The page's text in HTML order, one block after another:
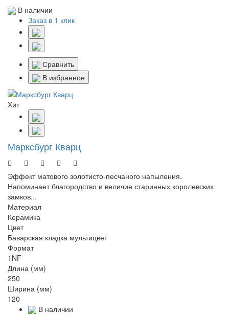
В наличии
Заказ в 1 клик
Сравнить
В избранное
Хит
Марксбург Кварц
Эффект матового золотисто-песчаного напыления.
Напоминает благородство и величие старинных королевских
замков...
Материал
Керамика
Цвет
Баварская кладка мультицвет
Формат
1NF
Длина (мм)
250
Ширина (мм)
120
В наличии